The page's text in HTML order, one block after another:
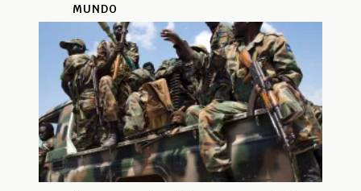
MUNDO